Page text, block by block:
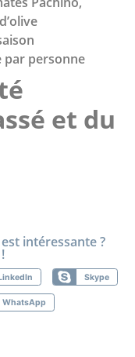
par personne
et du
intéressante ?
Skype
WhatsApp